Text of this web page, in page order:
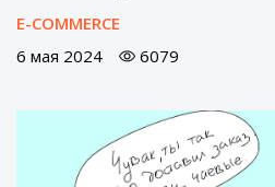
E-COMMERCE
6 мая 2024
6079